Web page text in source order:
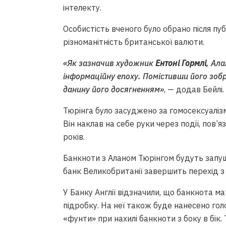
інтелекту.
Особистість вченого було обрано після
різноманітність британської валюти.
«Як зазначив художник Ентоні Гормлі,
інформаційну епоху. Помістивши його
данину його досягненням», — додав Бейлі.
Тюрінга було засуджено за
Він наклав на себе руки через події,
років.
Банкноти з Аланом Тюрінгом будуть
банк Великобританії завершить перехід
У Банку Англії відзначили, що банкнота
підробку. На неї також буде нанесено
«фунти» при нахилі банкноти з боку в